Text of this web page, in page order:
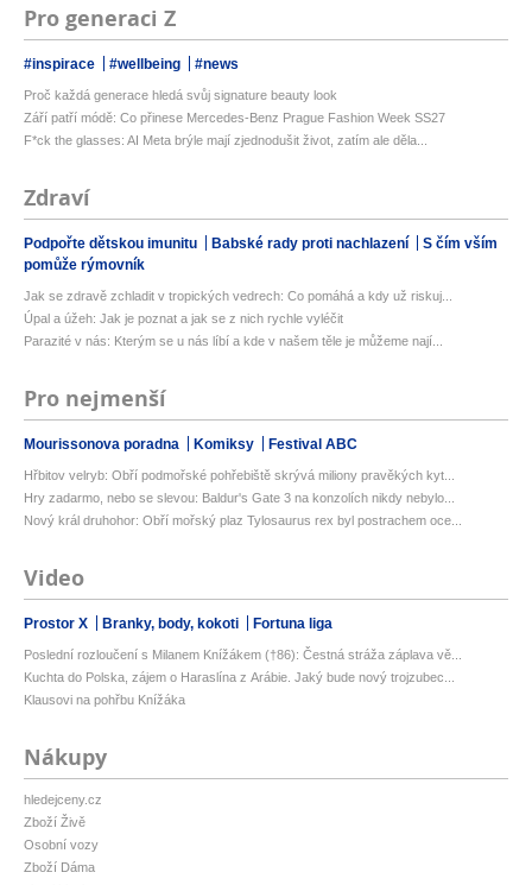
Pro generaci Z
#inspirace #wellbeing #news
Proč každá generace hledá svůj signature beauty look
Září patří módě: Co přinese Mercedes-Benz Prague Fashion Week SS27
F*ck the glasses: AI Meta brýle mají zjednodušit život, zatím ale děla...
Zdraví
Podpořte dětskou imunitu Babské rady proti nachlazení
S čím vším
pomůže rýmovník
Jak se zdravě zchladit v tropických vedrech: Co pomáhá a kdy už riskuj...
Úpal a úžeh: Jak je poznat a jak se z nich rychle vyléčit
Parazité v nás: Kterým se u nás líbí a kde v našem těle je můžeme nají...
Pro nejmenší
Mourissonova poradna Komiksy Festival ABC
Hřbitov velryb: Obří podmořské pohřebiště skrývá miliony pravěkých kyt...
Hry zadarmo, nebo se slevou: Baldur's Gate 3 na konzolích nikdy nebylo...
Nový král druhohor: Obří mořský plaz Tylosaurus rex byl postrachem oce...
Video
Prostor X Branky, body, kokoti Fortuna liga
Poslední rozloučení s Milanem Knížákem (†86): Čestná stráža záplava vě...
Kuchta do Polska, zájem o Haraslína z Arábie. Jaký bude nový trojzubec...
Klausovi na pohřbu Knížáka
Nákupy
hledejceny.cz
Zboží Živě
Osobní vozy
Zboží Dáma